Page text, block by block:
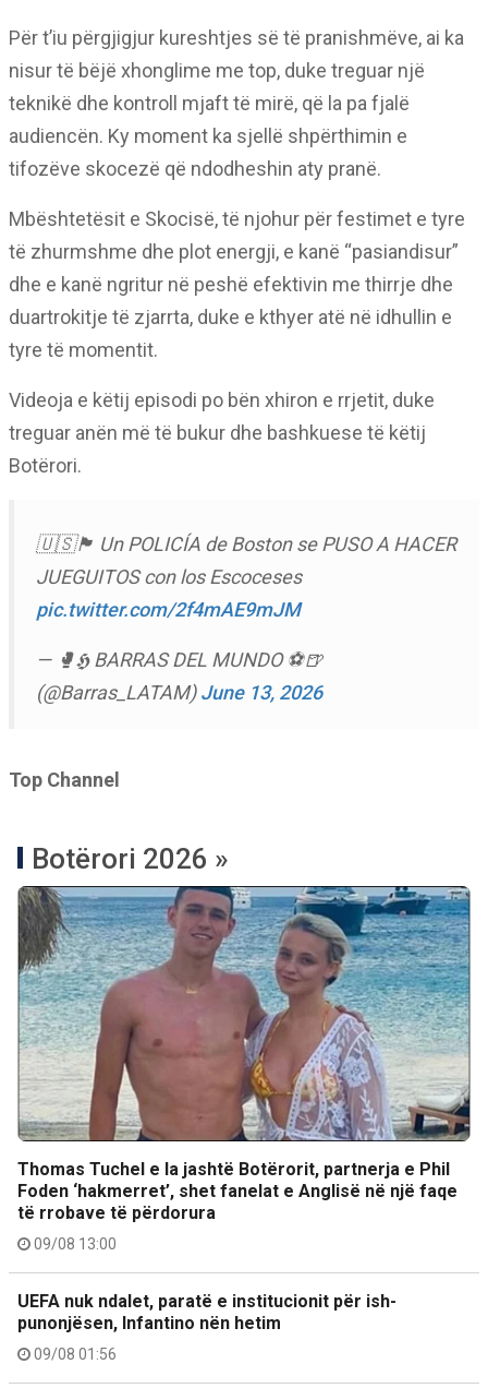
Për t’iu përgjigjur kureshtjes së të pranishmëve, ai ka
nisur të bëjë xhonglime me top, duke treguar një
teknikë dhe kontroll mjaft të mirë, që la pa fjalë
audiencën. Ky moment ka sjellë shpërthimin e
tifozëve skocezë që ndodheshin aty pranë.
Mbështetësit e Skocisë, të njohur për festimet e tyre
të zhurmshme dhe plot energji, e kanë “pasiandisur”
dhe e kanë ngritur në peshë efektivin me thirrje dhe
duartrokitje të zjarrta, duke e kthyer atë në idhullin e
tyre të momentit.
Videoja e këtij episodi po bën xhiron e rrjetit, duke
treguar anën më të bukur dhe bashkuese të këtij
Botërori.
🇺🇸🏴󠁧󠁢󠁳󠁣󠁴󠁿 Un POLICÍA de Boston se PUSO A HACER
JUEGUITOS con los Escoceses
pic.twitter.com/2f4mAE9mJM
— 🥊𝕳 BARRAS DEL MUNDO ⚽🍺
(@Barras_LATAM)June 13, 2026
Top Channel
Botërori 2026 »
Thomas Tuchel e la jashtë Botërorit, partnerja e Phil
Foden ‘hakmerret’, shet fanelat e Anglisë në një faqe
të rrobave të përdorura
09/08 13:00
UEFA nuk ndalet, paratë e institucionit për ish-
punonjësen, Infantino nën hetim
09/08 01:56